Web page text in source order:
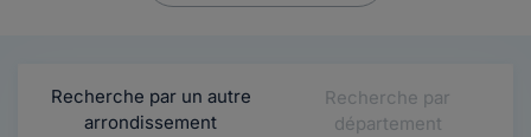
Recherche par un autre
arrondissement
Recherche par
département